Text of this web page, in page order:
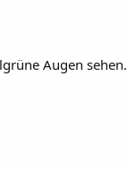
Augen sehen.